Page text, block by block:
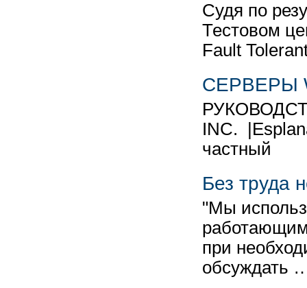
Судя по
Тестовом
Fault
СЕРВЕРЫ
INC.
Без труда
"Мы
при
обсуждать